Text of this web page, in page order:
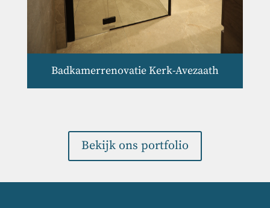
Badkamerrenovatie Kerk-Avezaath
Bekijk ons portfolio